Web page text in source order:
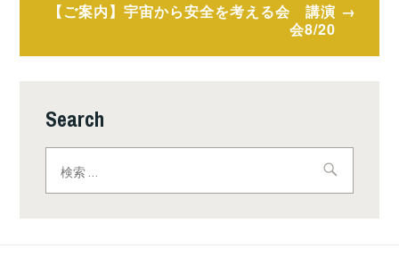
ビ
ー
シ
【ご案内】宇宙から安全を考える会 講演
会8/20
Search
索: